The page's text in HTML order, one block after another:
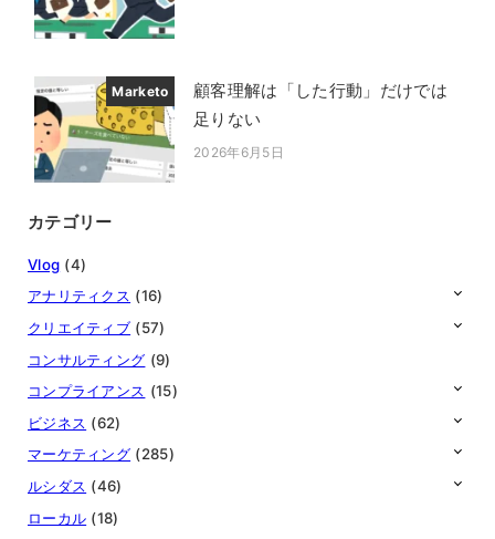
Marketo
顧客理解は「した行動」だけでは
足りない
投稿日
2026年6月5日
カテゴリー
Vlog (4)
アナリティクス (16)
クリエイティブ (57)
コンサルティング (9)
コンプライアンス (15)
ビジネス (62)
マーケティング (285)
ルシダス (46)
ローカル (18)